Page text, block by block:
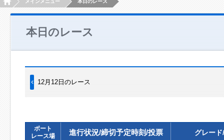
HOMEメインメニュー 本日のレース
本日のレース
12月12日のレース
ボート
レース場
進行状況/締切予定時刻/投票 グレー